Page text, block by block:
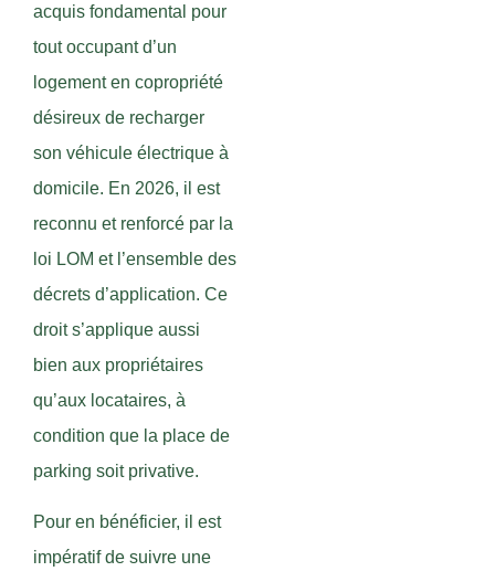
acquis fondamental pour
tout occupant d’un
logement en copropriété
désireux de recharger
son véhicule électrique à
domicile. En 2026, il est
reconnu et renforcé par la
loi LOM et l’ensemble des
décrets d’application. Ce
droit s’applique aussi
bien aux propriétaires
qu’aux locataires, à
condition que la place de
parking soit privative.
Pour en bénéficier, il est
impératif de suivre une